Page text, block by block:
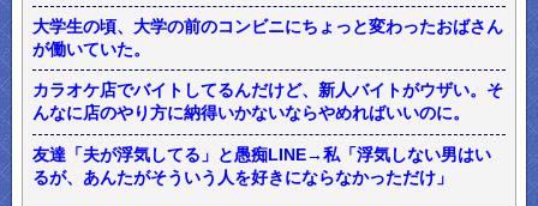
大学生の頃、大学の前のコンビニにちょっと変わったおばさん
が働いていた。
カラオケ店でバイトしてるんだけど、新人バイトがウザい。そ
んなに店のやり方に納得いかないならやめればいいのに。
友達「夫が浮気してる」と愚痴LINE→私「浮気しない男はい
るが、あんたがそういう人を好きにならなかっただけ」